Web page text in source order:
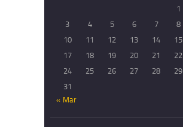
1
3
4 5 6 7 8
10
11 12 13 14 15
17
18 19 20 21 22
24
25 26 27 28 29
31
« Mar